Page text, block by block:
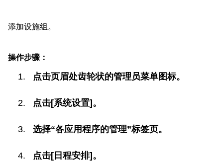
添加设施组。
操作步骤：
点击页眉处齿轮状的管理员菜单图标。
点击[系统设置]。
选择“各应用程序的管理”标签页。
点击[日程安排]。